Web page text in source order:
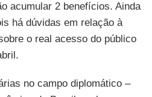
acumular 2 benefícios. Ainda
há dúvidas em relação à
o real acesso do público
no campo diplomático –